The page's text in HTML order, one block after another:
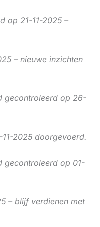
op 21-11-2025 –
– nieuwe inzichten
gecontroleerd op 26-
2025 doorgevoerd.
gecontroleerd op 01-
– blijf verdienen met